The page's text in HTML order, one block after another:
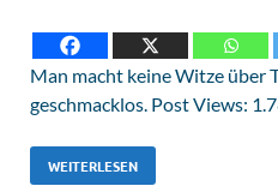
Man macht keine Witze über
geschmacklos. Post Views:
WEITERLESEN